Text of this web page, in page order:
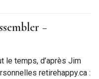
−
le temps, d’après Jim
retirehappy.ca :